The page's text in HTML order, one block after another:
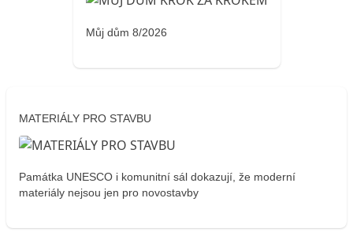
Můj dům 8/2026
MATERIÁLY PRO STAVBU
Památka UNESCO i komunitní sál dokazují, že moderní
materiály nejsou jen pro novostavby